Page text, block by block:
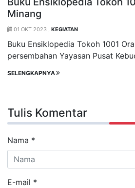
Minang
01 OKT 2023 , KEGIATAN
Buku Ensiklopedia Tokoh 1001
persembahan Yayasan Pusat
SELENGKAPNYA
Tulis Komentar
Nama *
E-mail *